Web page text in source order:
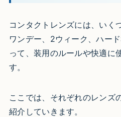
コンタクトレンズには、いく
ワンデー、2ウィーク、ハー
って、装用のルールや快適に
す。
ここでは、それぞれのレンズ
紹介していきます。